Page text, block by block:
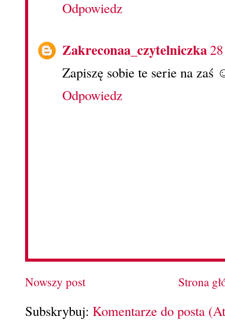
Odpowiedz
Zakreconaa_czytelniczka
Zapiszę sobie te serie na zaś
Odpowiedz
Nowszy post Strona
Subskrybuj: Komentarze do posta